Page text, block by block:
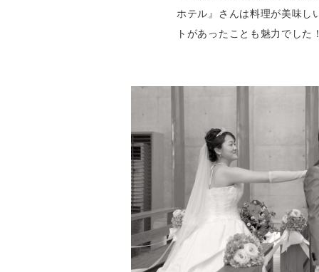
ホテル』さんは料理が美味し
トがあったことも魅力でした